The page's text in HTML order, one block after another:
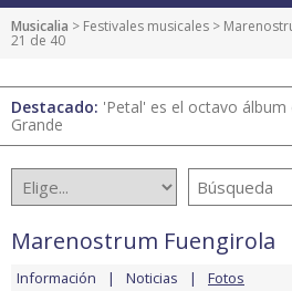
Musicalia > Festivales musicales >
21 de 40
Destacado: 'Petal' es el octavo álbum
Grande
Marenostrum Fuengirola
Información Noticias Fotos